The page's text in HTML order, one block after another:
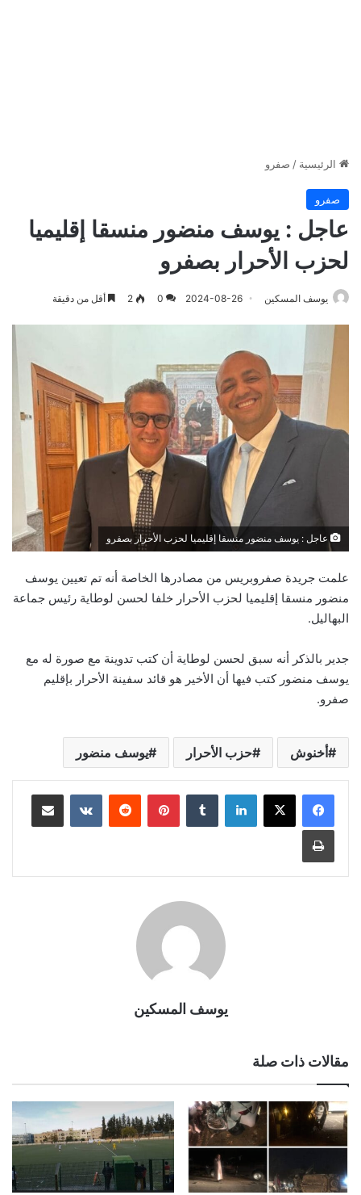
الرئيسية / صفرو
صفرو
عاجل : يوسف منضور منسقا إقليميا
لحزب الأحرار بصفرو
يوسف المسكين 2024-08-26
0
2 أقل من دقيقة
عاجل : يوسف منضور منسقا إقليميا لحزب الأحرار بصفرو
علمت جريدة صفروبريس من مصادرها الخاصة أنه تم تعيين يوسف
منضور منسقا إقليميا لحزب الأحرار خلفا لحسن لوطاية رئيس جماعة
البهاليل.
جدير بالذكر أنه سبق لحسن لوطاية أن كتب تدوينة مع صورة له مع
يوسف منضور كتب فيها أن الأخير هو قائد سفينة الأحرار بإقليم
صفرو.
أخنوش حزب الأحرار يوسف منضور
لينكدإن بينتيريست مشاركة عبر البريد
طباعة
يوسف المسكين
مقالات ذات صلة